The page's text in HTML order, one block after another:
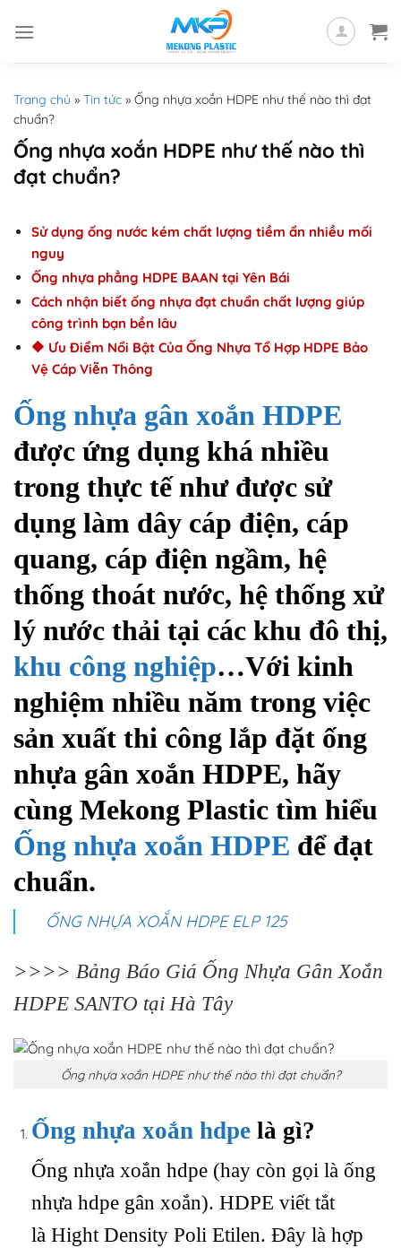
Trang chủ » Tin tức » Ống nhựa xoắn HDPE như thế nào thì đạt
chuẩn?
Ống nhựa xoắn HDPE như thế nào thì
đạt chuẩn?
Sử dụng ống nước kém chất lượng tiềm ẩn nhiều mối
nguy
Ống nhựa phẳng HDPE BAAN tại Yên Bái
Cách nhận biết ống nhựa đạt chuẩn chất lượng giúp
công trình bạn bền lâu
🔶 Ưu Điểm Nổi Bật Của Ống Nhựa Tổ Hợp HDPE Bảo
Vệ Cáp Viễn Thông
Ống nhựa gân xoắn HDPE
được ứng dụng khá nhiều
trong thực tế như được sử
dụng làm dây cáp điện, cáp
quang, cáp điện ngầm, hệ
thống thoát nước, hệ thống xử
lý nước thải tại các khu đô thị,
khu công nghiệp…Với kinh
nghiệm nhiều năm trong việc
sản xuất thi công lắp đặt ống
nhựa gân xoắn HDPE, hãy
cùng Mekong Plastic tìm hiểu
Ống nhựa xoắn HDPE để đạt
chuẩn.
ỐNG NHỰA XOẮN HDPE ELP 125
>>>> Bảng Báo Giá Ống Nhựa Gân Xoắn
HDPE SANTO tại Hà Tây
Ống nhựa xoắn HDPE như thế nào thì đạt chuẩn?
Ống nhựa xoắn hdpelà gì?
Ống nhựa xoắn hdpe (hay còn gọi là ống
nhựa hdpe gân xoắn). HDPE viết tắt
là Hight Density Poli Etilen. Đây là hợp